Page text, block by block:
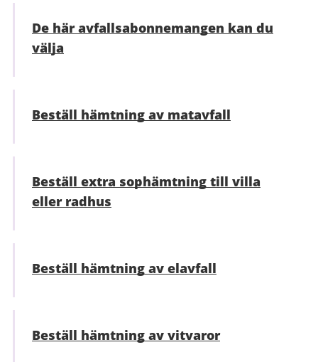
De här avfallsabonnemangen kan du
välja
Beställ hämtning av matavfall
Beställ extra sophämtning till villa
eller radhus
Beställ hämtning av elavfall
Beställ hämtning av vitvaror